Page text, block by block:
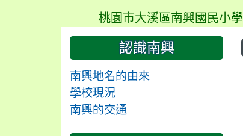
桃園市大溪區南興國民小學
認識南興
南興地名的由來
學校現況
南興的交通